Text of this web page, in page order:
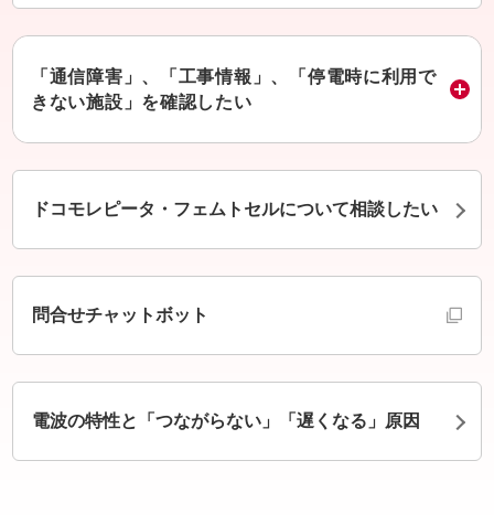
「通信障害」、「工事情報」、「停電時に利用で
きない施設」を確認したい
ドコモレピータ・フェムトセルについて相談したい
問合せチャットボット
電波の特性と「つながらない」「遅くなる」原因